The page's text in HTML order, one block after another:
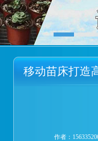
移动苗床打造
作者：